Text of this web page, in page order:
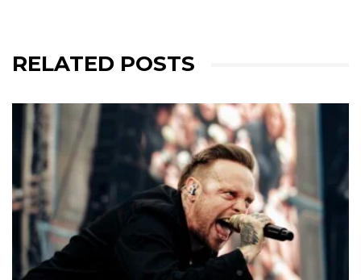
RELATED POSTS